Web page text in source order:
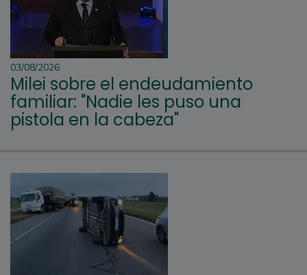
03/08/2026
Milei sobre el endeudamiento
familiar: "Nadie les puso una
pistola en la cabeza"